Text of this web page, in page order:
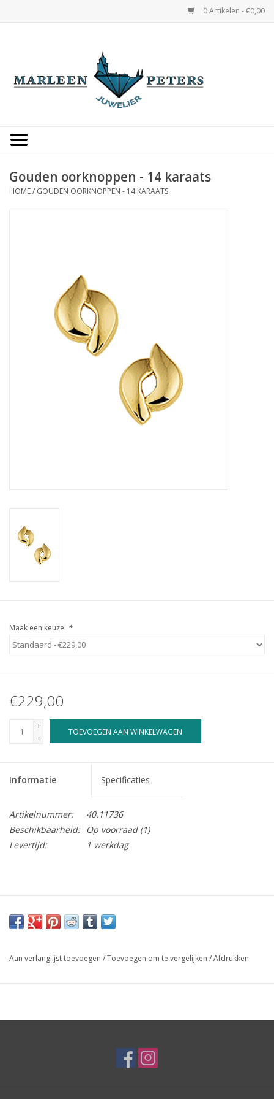
0 Artikelen - €0,00
Occasions
Merken
Cadeaukaarten
Gouden oorknoppen - 14 karaats
HOME/ GOUDEN OORKNOPPEN - 14 KARAATS
Maak een keuze: *
€229,00
+
-
TOEVOEGEN AAN WINKELWAGEN
Informatie Specificaties
Artikelnummer:
40.11736
Beschikbaarheid:
Op voorraad(1)
Levertijd:
1 werkdag
Aan verlanglijst toevoegen /Toevoegen om te vergelijken /Afdrukken